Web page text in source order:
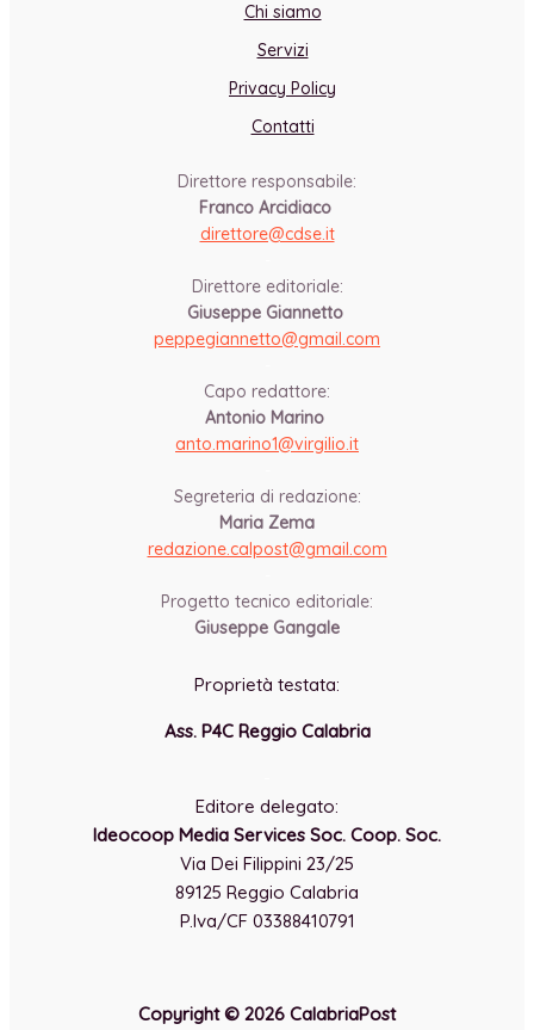
Chi siamo
Servizi
Privacy Policy
Contatti
Direttore responsabile:
Franco Arcidiaco
direttore@cdse.it
Direttore editoriale:
Giuseppe Giannetto
peppegiannetto@gmail.com
Capo redattore:
Antonio Marino
anto.marino1@virgilio.it
Segreteria di redazione:
Maria Zema
redazione.calpost@gmail.com
Progetto tecnico editoriale:
Giuseppe Gangale
Proprietà testata:
Ass. P4C Reggio Calabria
Editore delegato:
Ideocoop Media Services Soc. Coop. Soc.
Via Dei Filippini 23/25
89125 Reggio Calabria
P.Iva/CF 03388410791
Copyright © 2026 CalabriaPost